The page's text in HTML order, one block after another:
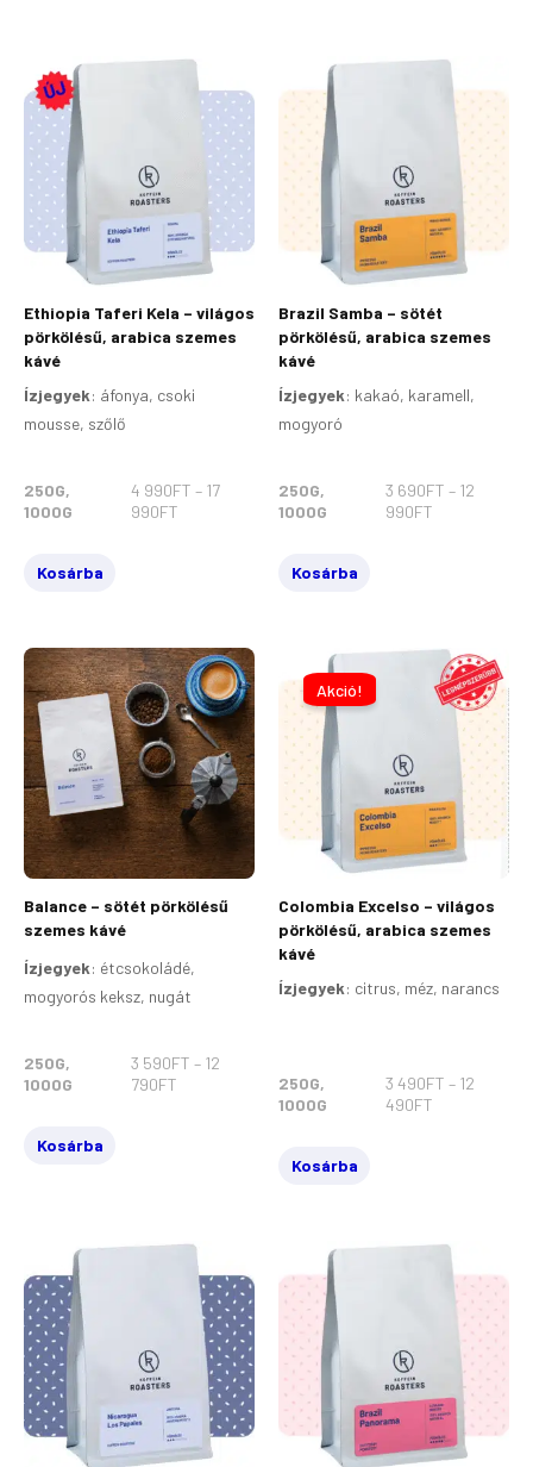
Ethiopia Taferi Kela – világos
pörkölésű, arabica szemes
kávé
Ízjegyek: áfonya, csoki
mousse, szőlő
250G,
1000G
4 990FT – 17
990FT
ÁRTARTOMÁNY:
990FT
990FT
Kosárba
Ennek
a
terméknek
több
variációja
van.
A
változatok
termékoldalon
választhatók
ki
Brazil Samba – sötét
pörkölésű, arabica szemes
kávé
Ízjegyek: kakaó, karamell,
mogyoró
250G,
1000G
3 690FT – 12
990FT
690FT
990FT
Kosárba
a
terméknek
változatok
termékoldalon
választhatók
ki
Balance – sötét pörkölésű
szemes kávé
Ízjegyek: étcsokoládé,
mogyorós keksz, nugát
250G,
1000G
3 590FT – 12
790FT
ÁRTARTOMÁNY:
3
590FT
-
12
790FT
Kosárba
Ennek
a
terméknek
több
variációja
van.
A
változatok
termékoldalon
ki
Akció!
Colombia Excelso – világos
pörkölésű, arabica szemes
kávé
Ízjegyek: citrus, méz, narancs
250G,
1000G
3 490FT – 12
490FT
3
490FT
490FT
Kosárba
terméknek
több
variációja
van.
A
változatok
termékoldalon
választhatók
ki
ÁRTARTOMÁNY:
990FT
990FT
a
terméknek
több
variációja
van.
A
változatok
690FT
290FT
a
terméknek
variációja
van.
A
változatok